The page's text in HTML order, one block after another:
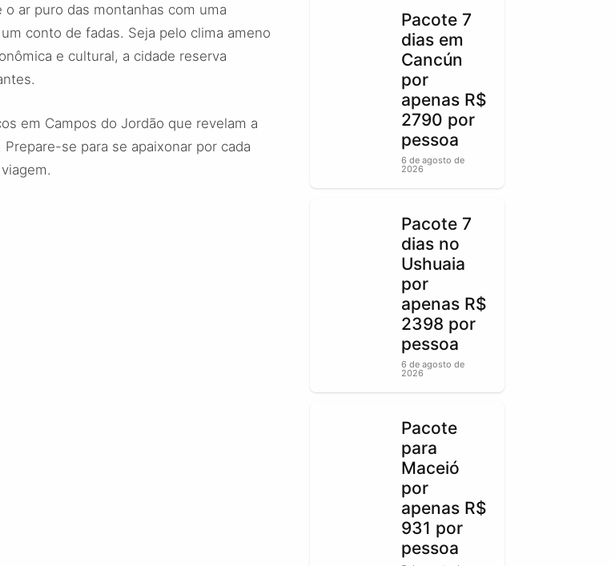
ar puro das montanhas com uma
conto de fadas. Seja pelo clima ameno
e cultural, a cidade reserva
em Campos do Jordão que revelam a
se para se apaixonar por cada
Pacote 7
dias em
Cancún
por
apenas R$
2790 por
pessoa
6 de agosto de
2026
Pacote 7
dias no
Ushuaia
por
apenas R$
2398 por
pessoa
6 de agosto de
2026
Pacote
para
Maceió
por
apenas R$
931 por
pessoa